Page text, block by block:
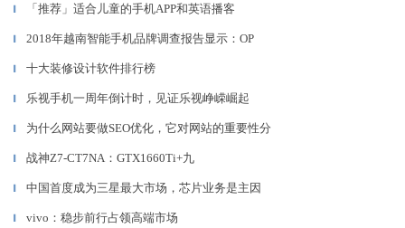
▎ 「推荐」适合儿童的手机APP和英语播客
▎ 2018年越南智能手机品牌调查报告显示：OP
▎ 十大装修设计软件排行榜
▎ 乐视手机一周年倒计时，见证乐视峥嵘崛起
▎ 为什么网站要做SEO优化，它对网站的重要性分
▎ 战神Z7-CT7NA：GTX1660Ti+九
▎ 中国首度成为三星最大市场，芯片业务是主因
▎ vivo：稳步前行占领高端市场